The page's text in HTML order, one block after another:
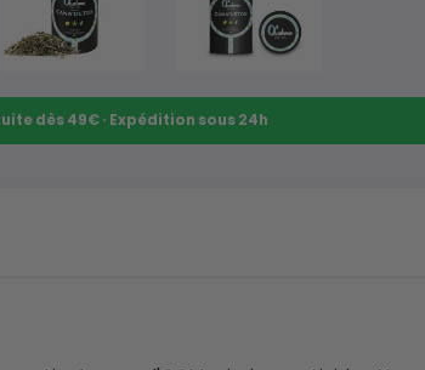
dès 49€ · Expédition sous 24h